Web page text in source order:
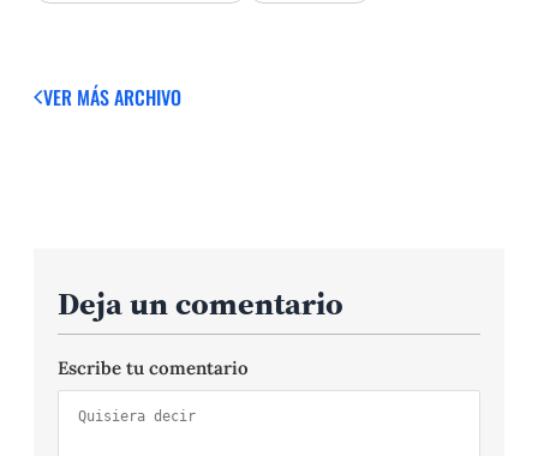
VER MÁSARCHIVO
Deja un comentario
Escribe tu comentario